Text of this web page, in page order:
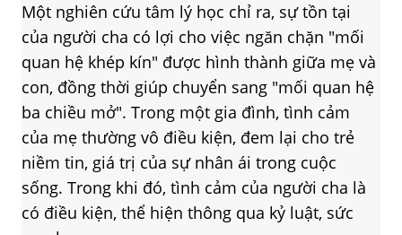
Một nghiên cứu tâm lý học chỉ ra, sự tồn tại
của người cha có lợi cho việc ngăn chặn "mối
quan hệ khép kín" được hình thành giữa mẹ và
con, đồng thời giúp chuyển sang "mối quan hệ
ba chiều mở". Trong một gia đình, tình cảm
của mẹ thường vô điều kiện, đem lại cho trẻ
niềm tin, giá trị của sự nhân ái trong cuộc
sống. Trong khi đó, tình cảm của người cha là
có điều kiện, thể hiện thông qua kỷ luật, sức